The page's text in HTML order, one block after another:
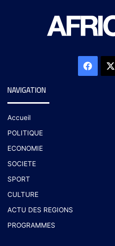
NAVIGATION
Accueil
POLITIQUE
ECONOMIE
SOCIETE
SPORT
CULTURE
ACTU DES REGIONS
PROGRAMMES